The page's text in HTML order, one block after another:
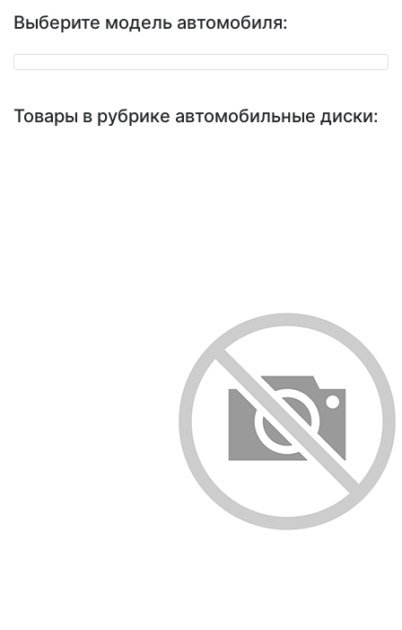
Выберите модель автомобиля:
Товары в рубрике автомобильные диски: